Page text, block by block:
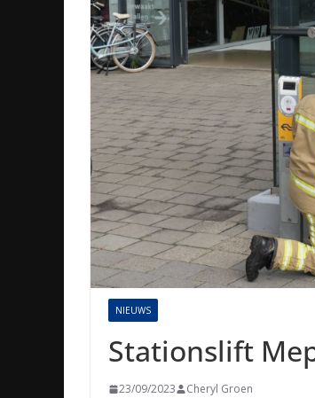
NIEUWS
Stationslift
23/09/2023 Cheryl Groen